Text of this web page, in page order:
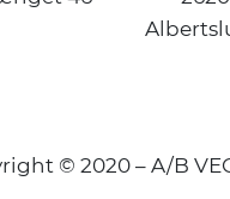
© 2020 – A/B